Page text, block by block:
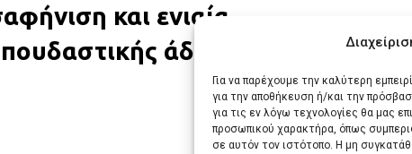
Για να παρέχουμε την καλύτερη
για την αποθήκευση ή/και την
για τις εν λόγω τεχνολογίες θα μας
προσωπικού χαρακτήρα, όπως
σε αυτόν τον ιστότοπο. Η μη
και ενιαία
άδειας στις